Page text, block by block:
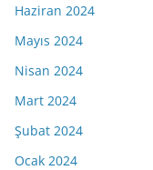
Haziran 2024
Mayıs 2024
Nisan 2024
Mart 2024
Şubat 2024
Ocak 2024